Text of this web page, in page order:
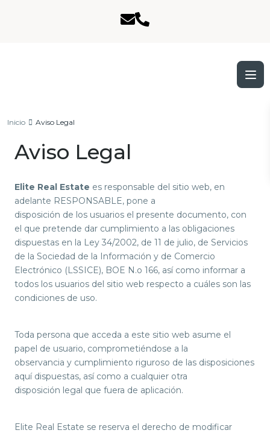
Inicio Aviso Legal
Aviso Legal
Elite Real Estate es responsable del sitio web, en
adelante RESPONSABLE, pone a
disposición de los usuarios el presente documento, con
el que pretende dar cumplimiento a las obligaciones
dispuestas en la Ley 34/2002, de 11 de julio, de Servicios
de la Sociedad de la Información y de Comercio
Electrónico (LSSICE), BOE N.o 166, así como informar a
todos los usuarios del sitio web respecto a cuáles son las
condiciones de uso.
Toda persona que acceda a este sitio web asume el
papel de usuario, comprometiéndose a la
observancia y cumplimiento riguroso de las disposiciones
aquí dispuestas, así como a cualquier otra
disposición legal que fuera de aplicación.
Elite Real Estate se reserva el derecho de modificar